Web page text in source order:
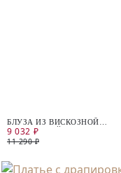
БЛУЗА ИЗ ВИСКОЗНОЙ
КОСТЮМНОЙ ТКАНИ
9 032 ₽
11 290 ₽